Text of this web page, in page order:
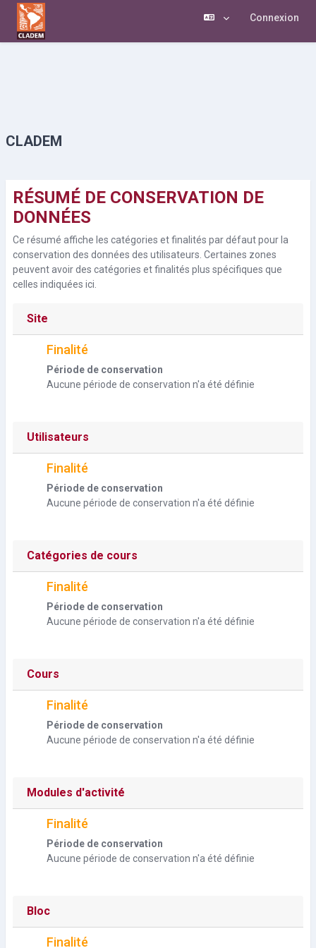
Passer au contenu principal
Connexion
CLADEM
RÉSUMÉ DE CONSERVATION DE
DONNÉES
Ce résumé affiche les catégories et finalités par défaut pour la
conservation des données des utilisateurs. Certaines zones
peuvent avoir des catégories et finalités plus spécifiques que
celles indiquées ici.
Site
Finalité
Période de conservation
Aucune période de conservation n'a été définie
Utilisateurs
Finalité
Période de conservation
Aucune période de conservation n'a été définie
Catégories de cours
Finalité
Période de conservation
Aucune période de conservation n'a été définie
Cours
Finalité
Période de conservation
Aucune période de conservation n'a été définie
Modules d'activité
Finalité
Période de conservation
Aucune période de conservation n'a été définie
Bloc
Finalité